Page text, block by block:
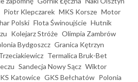
Piotr Klepczarek MKS Korsze Motor
Polski Flota Świnoujście Hutnik
Kolejarz Stróże Olimpia Zambrów
Bydgoszcz Granica Kętrzyn
Termalica Bruk-Bet
Sandecja Nowy Sącz Wiktor
Katowice GKS Bełchatów Polonia